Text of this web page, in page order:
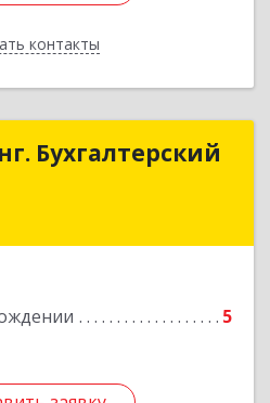
контакты
Назад
Бухгалтерский
5
Бухгалтерский
Подробнее